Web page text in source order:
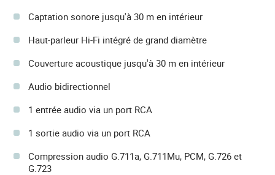
Captation sonore jusqu'à 30 m en intérieur
Haut-parleur Hi-Fi intégré de grand diamètre
Couverture acoustique jusqu'à 30 m en intérieur
Audio bidirectionnel
1 entrée audio via un port RCA
1 sortie audio via un port RCA
Compression audio G.711a, G.711Mu, PCM, G.726 et
G.723